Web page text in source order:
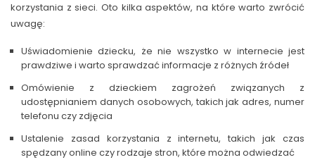
korzystania z sieci. Oto kilka aspektów, na które warto zwrócić
uwagę:
Uświadomienie dziecku, że nie wszystko w internecie jest
prawdziwe i warto sprawdzać informacje z różnych źródeł
Omówienie z dzieckiem zagrożeń związanych z
udostępnianiem danych osobowych, takich jak adres, numer
telefonu czy zdjęcia
Ustalenie zasad korzystania z internetu, takich jak czas
spędzany online czy rodzaje stron, które można odwiedzać